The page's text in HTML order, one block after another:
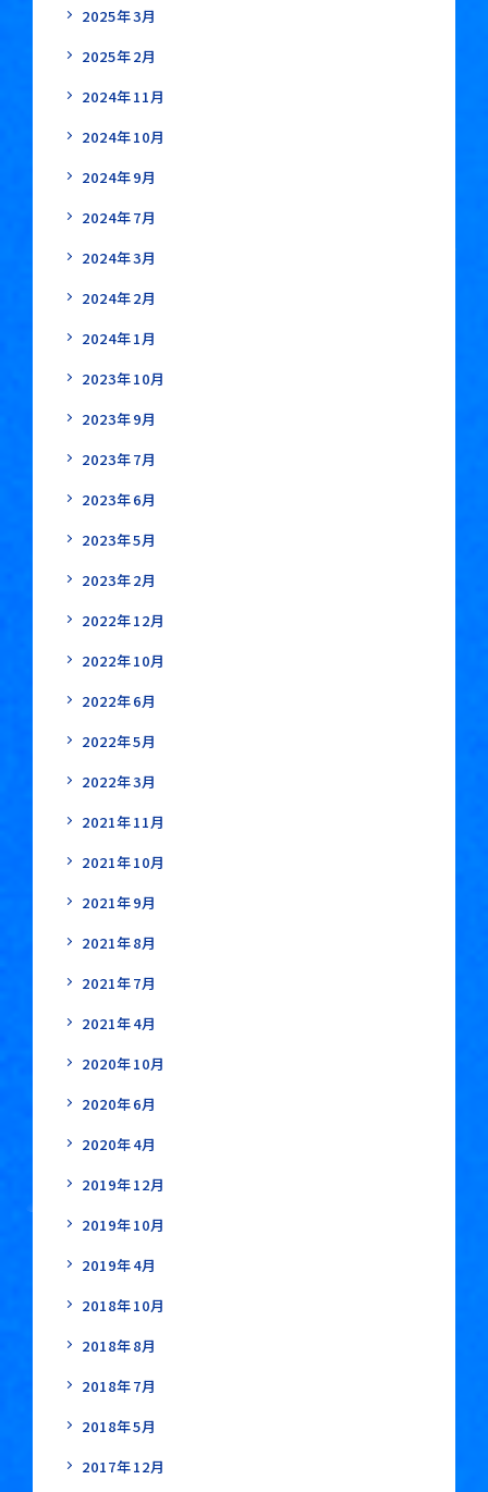
2025年3月
2025年2月
2024年11月
2024年10月
2024年9月
2024年7月
2024年3月
2024年2月
2024年1月
2023年10月
2023年9月
2023年7月
2023年6月
2023年5月
2023年2月
2022年12月
2022年10月
2022年6月
2022年5月
2022年3月
2021年11月
2021年10月
2021年9月
2021年8月
2021年7月
2021年4月
2020年10月
2020年6月
2020年4月
2019年12月
2019年10月
2019年4月
2018年10月
2018年8月
2018年7月
2018年5月
2017年12月